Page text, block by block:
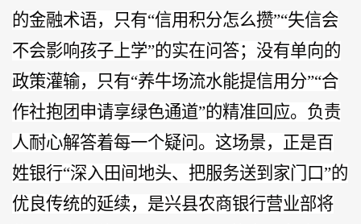
的金融术语，只有“信用积分怎么攒”“失信会
不会影响孩子上学”的实在问答；没有单向的
政策灌输，只有“养牛场流水能提信用分”“合
作社抱团申请享绿色通道”的精准回应。负责
人耐心解答着每一个疑问。这场景，正是百
姓银行“深入田间地头、把服务送到家门口”的
优良传统的延续，是兴县农商银行营业部将